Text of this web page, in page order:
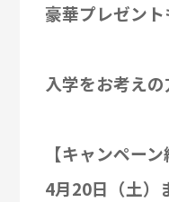
豪華プレゼント
入学をお考え
【キャンペーン
4月20日（土）